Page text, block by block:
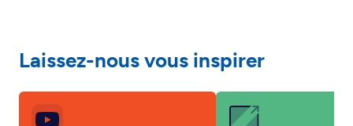
Laissez-nous vous inspirer